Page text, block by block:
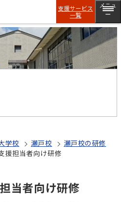
支援サービス
一覧
メニュ
ー
学校 瀬戸校
瀬戸校の研修
援担当者向け研修
当者向け研修